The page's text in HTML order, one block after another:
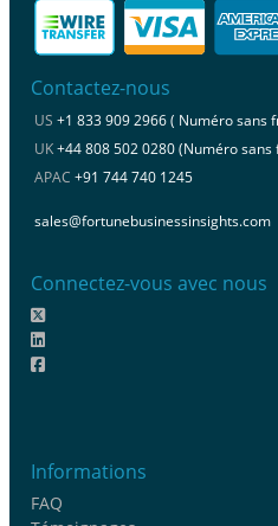
Contactez-nous
US +1 833 909 2966 ( Numéro sans
UK+44 808 502 0280 (Numéro sans
APAC +91 744 740 1245
sales@fortunebusinessinsights.com
Connectez-vous avec nous
Informations
FAQ